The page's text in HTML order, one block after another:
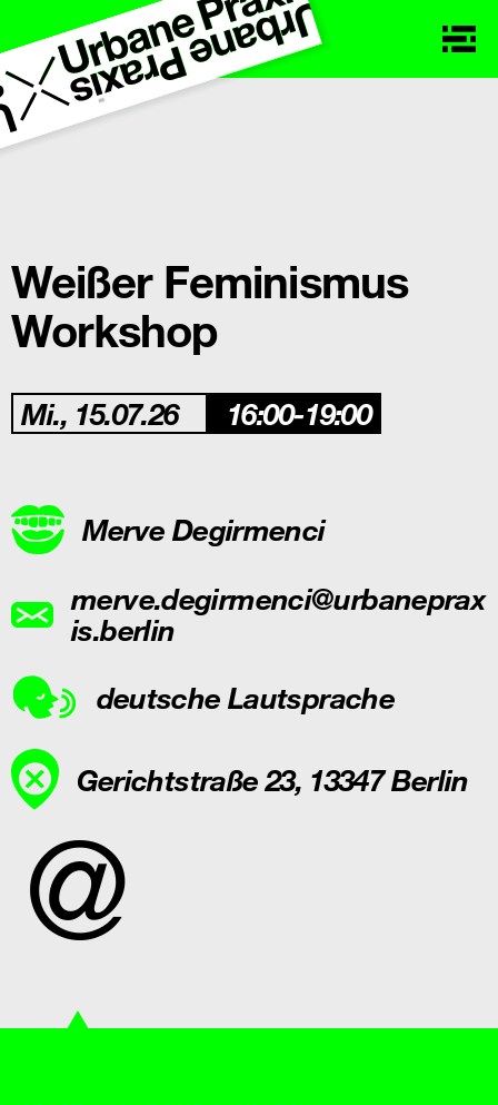
Weißer Feminismus
Workshop
Mi., 15.07.26 16:00-19:00
Merve Degirmenci
merve.degirmenci@urbaneprax
is.berlin
deutsche Lautsprache
Gerichtstraße 23, 13347 Berlin
@